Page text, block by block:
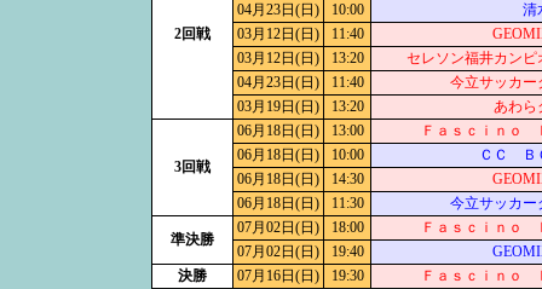
2回戦
04月23日(日)
10:00
清
03月12日(日)
11:40
03月12日(日)
13:20
セレソン福井カンピ
04月23日(日)
11:40
今立サッカー
03月19日(日)
13:20 あわら
3回戦
06月18日(日) 13:00
Ｆａｓｃｉｎｏ
06月18日(日)
10:00
ＣＣ Ｂ
06月18日(日)
14:30
06月18日(日)
11:30 今立サッカー
準決勝
07月02日(日) 18:00
Ｆａｓｃｉｎｏ
07月02日(日)
19:40
決勝
07月16日(日) 19:30 Ｆａｓｃｉｎｏ